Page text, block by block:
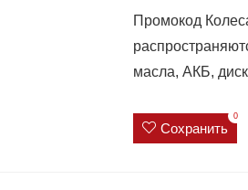
Промокод
масла, АКБ,
Сохранить
0